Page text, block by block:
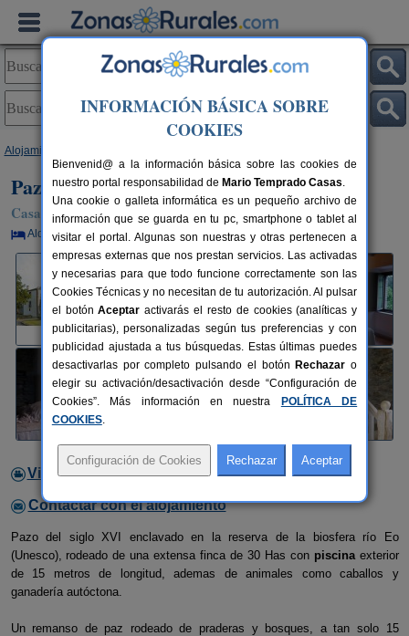
Alojamientos
Pazo de Terrafeita
Casa Rural en Trabada (Lugo)
Alquiler por habitaciones 20+9 plazas 67 km de Lugo
Video
Contactar con el alojamiento
Pazo del siglo XVI enclavado en la reserva de la biosfera río Eo
(Unesco), rodeado de una extensa finca de 30 Has con piscina exterior
de 15 metros de longitud, ademas de animales como caballos y
ganadería autóctona.
Un remanso de paz rodeado de praderas y bosques, a tan solo 15
INFORMACIÓN BÁSICA SOBRE
COOKIES
Bienvenid@ a la información básica sobre las cookies de
nuestro portal responsabilidad de Mario Temprado Casas.
Una cookie o galleta informática es un pequeño archivo de
información que se guarda en tu pc, smartphone o tablet al
visitar el portal. Algunas son nuestras y otras pertenecen a
empresas externas que nos prestan servicios. Las activadas
y necesarias para que todo funcione correctamente son las
Cookies Técnicas y no necesitan de tu autorización. Al pulsar
el botónAceptar activarás el resto de cookies (analíticas y
publicitarias), personalizadas según tus preferencias y con
publicidad ajustada a tus búsquedas. Estas últimas puedes
desactivarlas por completo pulsando el botón Rechazar o
elegir su activación/desactivación desde “Configuración de
Cookies”. Más información en nuestra
POLÍTICA DE
COOKIES.